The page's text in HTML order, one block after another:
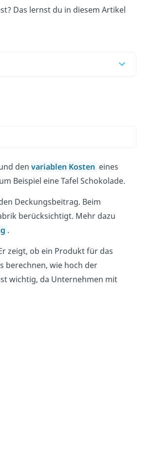
Das lernst du in diesem Artikel
den variablen Kosten eines
Beispiel eine Tafel Schokolade.
Deckungsbeitrag. Beim
berücksichtigt. Mehr dazu
.
zeigt, ob ein Produkt für das
berechnen, wie hoch der
wichtig, da Unternehmen mit